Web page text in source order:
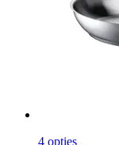
4 opties